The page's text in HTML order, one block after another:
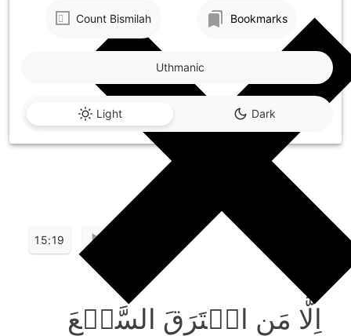
Count Bismilah Bookmarks
Light Dark
Uthmanic
15:19
اِلَّا مَنِ اسۡتَرَقَ السَّمۡعَ